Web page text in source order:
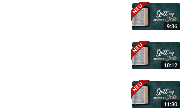
9:36
10:12
11:30